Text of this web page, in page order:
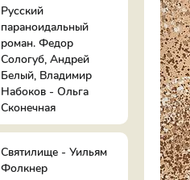
Русский
параноидальный
роман. Федор
Сологуб, Андрей
Белый, Владимир
Набоков - Ольга
Сконечная
Святилище - Уильям
Фолкнер